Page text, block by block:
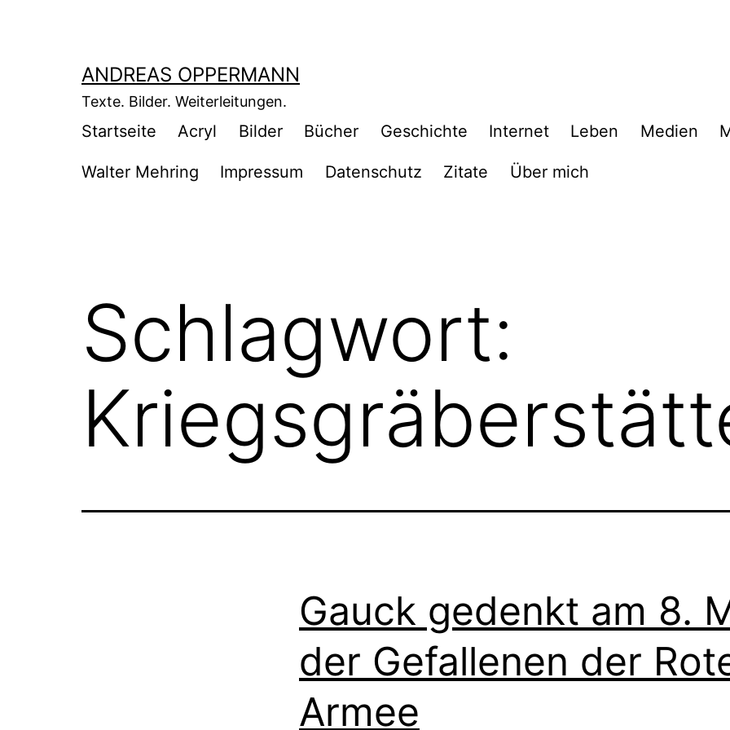
ANDREAS OPPERMANN
Texte. Bilder. Weiterleitungen.
Startseite Acryl Bilder Bücher Geschichte Internet Leben Medien
Walter Mehring Impressum Datenschutz Zitate Über mich
Schlagwort:
Gauck gedenkt am 8.
der Gefallenen der
Armee